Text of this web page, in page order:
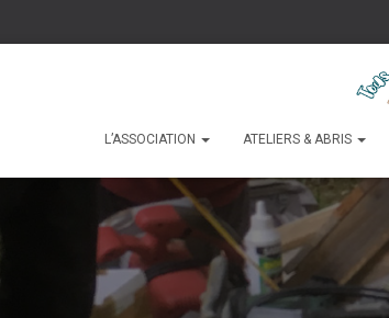
L’ASSOCIATION ATELIERS & ABRIS